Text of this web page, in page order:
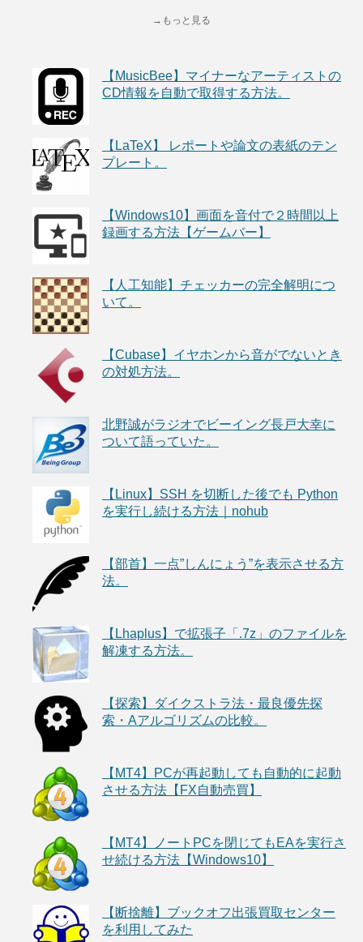
→もっと見る
【MusicBee】マイナーなアーティストの
CD情報を自動で取得する方法。
【LaTeX】 レポートや論文の表紙のテン
プレート。
【Windows10】画面を音付で２時間以上
録画する方法【ゲームバー】
【人工知能】チェッカーの完全解明につ
いて。
【Cubase】イヤホンから音がでないとき
の対処方法。
北野誠がラジオでビーイング長戸大幸に
ついて語っていた。
【Linux】SSH を切断した後でも Python
を実行し続ける方法｜nohub
【部首】一点”しんにょう”を表示させる方
法。
【Lhaplus】で拡張子「.7z」のファイルを
解凍する方法。
【探索】ダイクストラ法・最良優先探
索・Aアルゴリズムの比較。
【MT4】PCが再起動しても自動的に起動
させる方法【FX自動売買】
【MT4】ノートPCを閉じてもEAを実行さ
せ続ける方法【Windows10】
【断捨離】ブックオフ出張買取センター
を利用してみた